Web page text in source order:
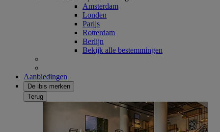
Amsterdam
Londen
Parijs
Rotterdam
Berlijn
Bekijk alle bestemmingen
Aanbiedingen
De ibis merken
Terug